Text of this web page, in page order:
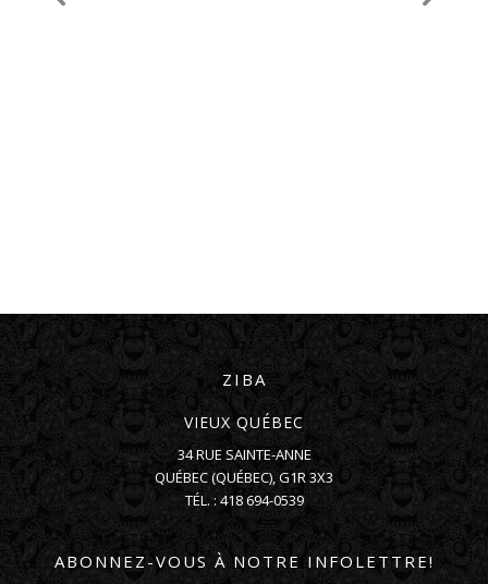
ZIBA
VIEUX QUÉBEC
34 RUE SAINTE-ANNE
QUÉBEC(QUÉBEC),G1R 3X3
TÉL. : 418 694-0539
ABONNEZ-VOUS À NOTRE INFOLETTRE!